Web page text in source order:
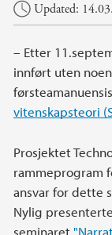
Updated:
– Etter
innført uten
førsteamanuensis
vitenskapsteori
Prosjektet
rammeprogram
ansvar for dette
Nylig
seminaret